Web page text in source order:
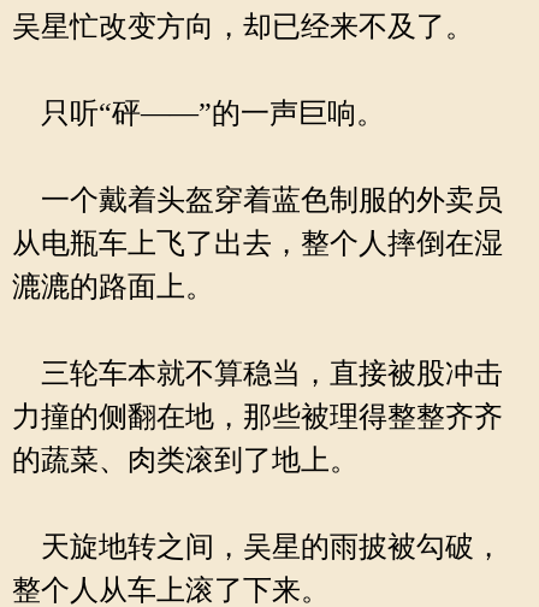
吴星忙改变方向，却已经来不及了。
只听“砰——”的一声巨响。
一个戴着头盔穿着蓝色制服的外卖员
从电瓶车上飞了出去，整个人摔倒在湿
漉漉的路面上。
三轮车本就不算稳当，直接被股冲击
力撞的侧翻在地，那些被理得整整齐齐
的蔬菜、肉类滚到了地上。
天旋地转之间，吴星的雨披被勾破，
整个人从车上滚了下来。